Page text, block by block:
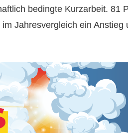
bedingte Kurzarbeit. 81
Jahresvergleich ein Anstieg